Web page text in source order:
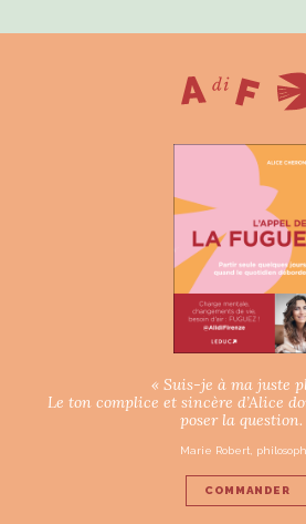
« Suis-je à ma juste
Le ton complice et sincère d’Alice
poser la question.
Marie Robert,
COMMANDER